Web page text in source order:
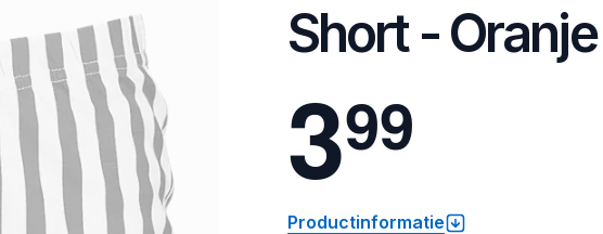
Short - Oranje
399
Productinformatie